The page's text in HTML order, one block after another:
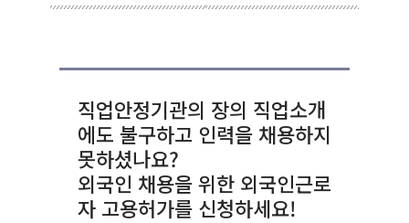
직업안정기관의 장의 직업소개
에도 불구하고 인력을 채용하지
못하셨나요?
외국인 채용을 위한 외국인근로
자 고용허가를 신청하세요!